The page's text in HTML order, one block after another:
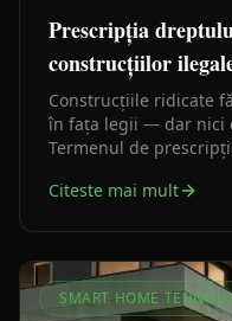
Prescripția
construcțiilor
Construcțiile ridicate
în fața legii — dar nici
Termenul de
Citeste mai mult
SMART HOME